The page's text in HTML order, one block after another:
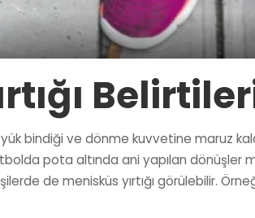
yük bindiği ve dönme kuvvetine maruz
pota altında ani yapılan dönüşler
de menisküs yırtığı görülebilir.